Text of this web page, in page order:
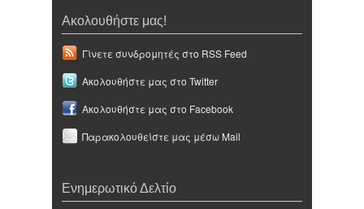
Ακολουθήστε μας!
Γίνετε συνδρομητές στο RSS Feed
Ακολουθήστε μας στο Twitter
Ακολουθήστε μας στο Facebook
Παρακολουθείστε μας μέσω Mail
Ενημερωτικό Δελτίο